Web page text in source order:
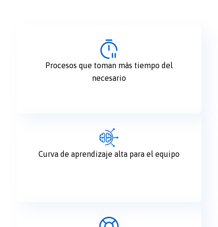
Procesos que toman más tiempo del
necesario
Curva de aprendizaje alta para el equipo